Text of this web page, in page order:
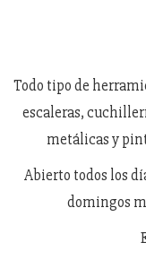
Todo tipo de
escaleras,
metálicas y
Abierto todos los
domingos